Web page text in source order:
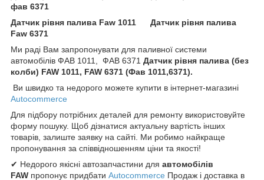
фав 6371
Датчик рівня палива Faw 1011 Датчик рівня палива
Faw 6371
Ми раді Вам запропонувати для паливної системи
автомобілів ФАВ 1011, ФАВ 6371 Датчик рівня палива (без
колби) FAW 1011, FAW 6371 (Фав 1011,6371).
Ви швидко та недорого можете купити в інтернет-магазині
Autocommerce
Для підбору потрібних деталей для ремонту використовуйте
форму пошуку. Щоб дізнатися актуальну вартість інших
товарів, залиште заявку на сайті. Ми робимо найкраще
пропонування за співвідношенням ціни та якості!
✔ Недорого якісні автозапчастини для автомобілів
FAW пропонує придбати Autocommerce Продаж і доставка в